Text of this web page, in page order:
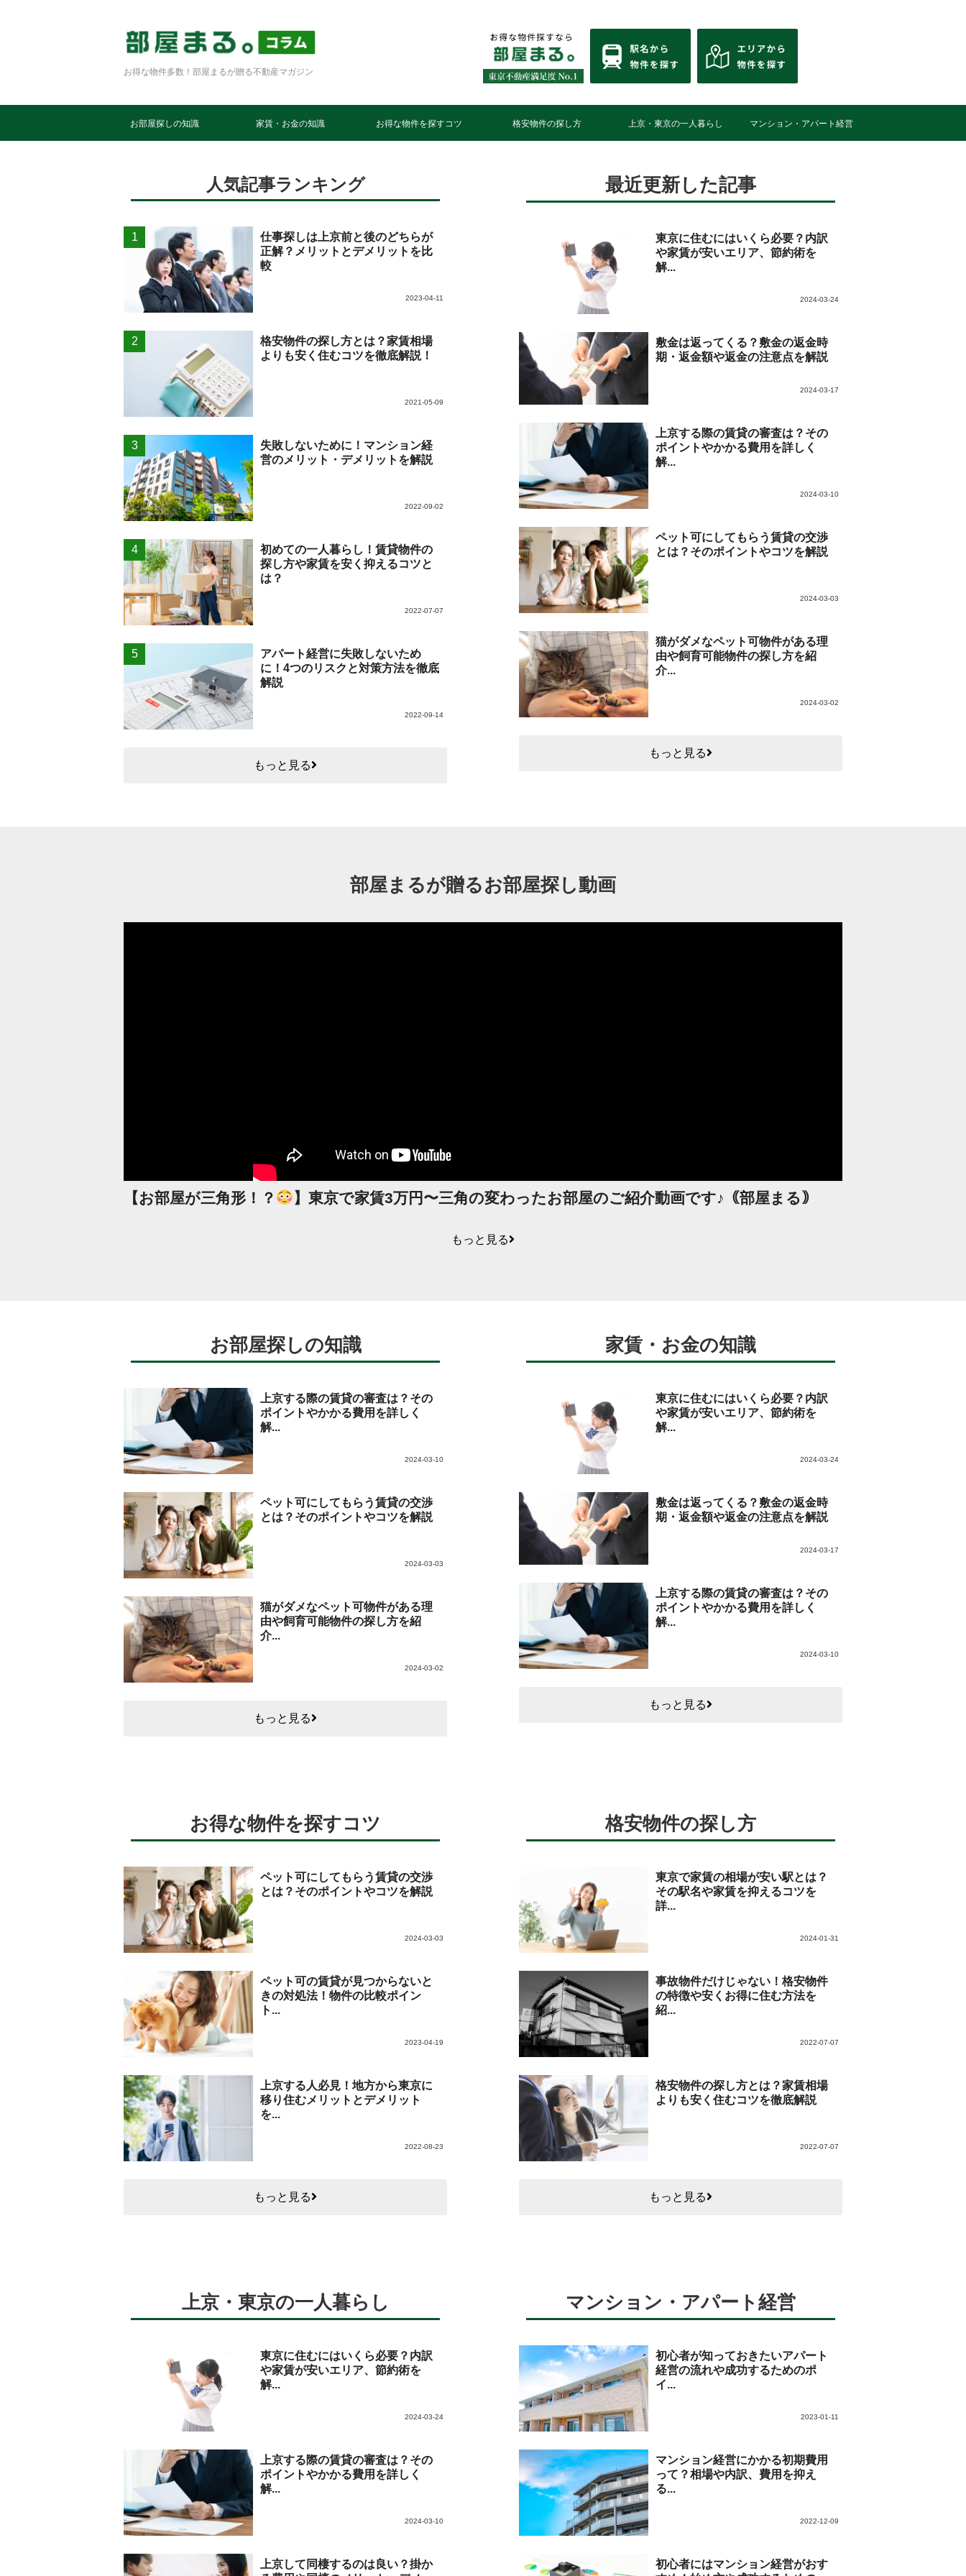
お得な物件多数！部屋まるが贈る不動産マガジン
お部屋探しの知識 家賃・お金の知識 お得な物件を探すコツ 格安物件の探し方 上京・東京の一人暮らし マンション・アパート経営
人気記事ランキング
仕事探しは上京前と後のどちらが
正解？メリットとデメリットを比
較
2023-04-11
格安物件の探し方とは？家賃相場
よりも安く住むコツを徹底解説！
2021-05-09
失敗しないために！マンション経
営のメリット・デメリットを解説
2022-09-02
初めての一人暮らし！賃貸物件の
探し方や家賃を安く抑えるコツと
は？
2022-07-07
アパート経営に失敗しないため
に！4つのリスクと対策方法を徹底
解説
2022-09-14
もっと見る
最近更新した記事
東京に住むにはいくら必要？内訳
や家賃が安いエリア、節約術を
解...
2024-03-24
敷金は返ってくる？敷金の返金時
期・返金額や返金の注意点を解説
2024-03-17
上京する際の賃貸の審査は？その
ポイントやかかる費用を詳しく
解...
2024-03-10
ペット可にしてもらう賃貸の交渉
とは？そのポイントやコツを解説
2024-03-03
猫がダメなペット可物件がある理
由や飼育可能物件の探し方を紹
介...
2024-03-02
もっと見る
部屋まるが贈るお部屋探し動画
【お部屋が三角形！？ 】東京で家賃3万円〜三角の変わったお部屋のご紹介動画です♪｟部屋まる｠
もっと見る
お部屋探しの知識
上京する際の賃貸の審査は？その
ポイントやかかる費用を詳しく
解...
2024-03-10
ペット可にしてもらう賃貸の交渉
とは？そのポイントやコツを解説
2024-03-03
猫がダメなペット可物件がある理
由や飼育可能物件の探し方を紹
介...
2024-03-02
もっと見る
家賃・お金の知識
東京に住むにはいくら必要？内訳
や家賃が安いエリア、節約術を
解...
2024-03-24
敷金は返ってくる？敷金の返金時
期・返金額や返金の注意点を解説
2024-03-17
上京する際の賃貸の審査は？その
ポイントやかかる費用を詳しく
解...
2024-03-10
もっと見る
お得な物件を探すコツ
ペット可にしてもらう賃貸の交渉
とは？そのポイントやコツを解説
2024-03-03
ペット可の賃貸が見つからないと
きの対処法！物件の比較ポイン
ト...
2023-04-19
上京する人必見！地方から東京に
移り住むメリットとデメリット
を...
2022-08-23
もっと見る
格安物件の探し方
東京で家賃の相場が安い駅とは？
その駅名や家賃を抑えるコツを
詳...
2024-01-31
事故物件だけじゃない！格安物件
の特徴や安くお得に住む方法を
紹...
2022-07-07
格安物件の探し方とは？家賃相場
よりも安く住むコツを徹底解説
2022-07-07
もっと見る
上京・東京の一人暮らし
東京に住むにはいくら必要？内訳
や家賃が安いエリア、節約術を
解...
2024-03-24
上京する際の賃貸の審査は？その
ポイントやかかる費用を詳しく
解...
2024-03-10
上京して同棲するのは良い？掛か
マンション・アパート経営
初心者が知っておきたいアパート
経営の流れや成功するためのポ
イ...
2023-01-11
マンション経営にかかる初期費用
って？相場や内訳、費用を抑え
る...
2022-12-09
初心者にはマンション経営がおす